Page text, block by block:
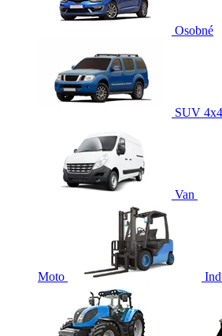
Osobné
SUV 4x4
Van
Moto